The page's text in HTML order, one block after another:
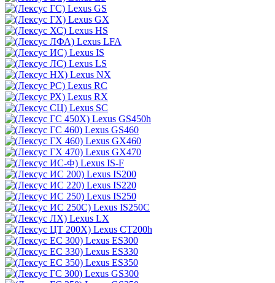
Lexus GS
Lexus GX
Lexus HS
Lexus LFA
Lexus IS
Lexus LS
Lexus NX
Lexus RC
Lexus RX
Lexus SC
Lexus GS450h
Lexus GS460
Lexus GX460
Lexus GX470
Lexus IS-F
Lexus IS200
Lexus IS220
Lexus IS250
Lexus IS250C
Lexus LX
Lexus CT200h
Lexus ES300
Lexus ES330
Lexus ES350
Lexus GS300